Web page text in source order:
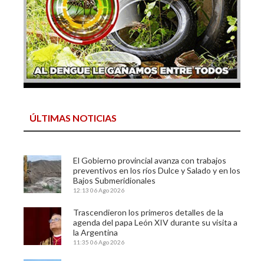
ÚLTIMAS NOTICIAS
El Gobierno provincial avanza con trabajos
preventivos en los ríos Dulce y Salado y en los
Bajos Submeridionales
12:13 06 Ago 2026
Trascendieron los primeros detalles de la
agenda del papa León XIV durante su visita a
la Argentina
11:35 06 Ago 2026